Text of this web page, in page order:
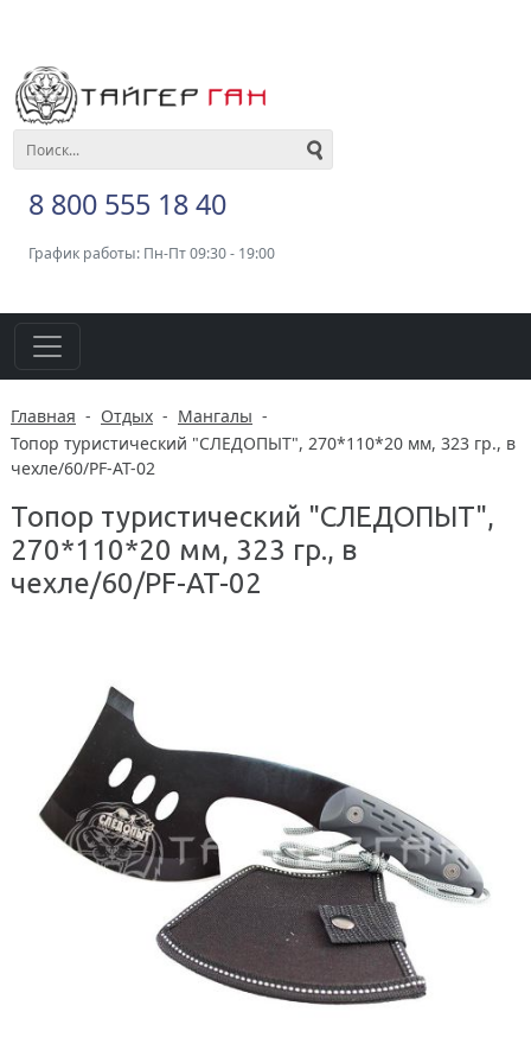
8 800 555 18 40
График работы: Пн-Пт 09:30 - 19:00
Главная - Отдых - Мангалы -
Топор туристический "СЛЕДОПЫТ", 270*110*20 мм, 323 гр., в
чехле/60/PF-AT-02
Топор туристический "СЛЕДОПЫТ",
270*110*20 мм, 323 гр., в
чехле/60/PF-AT-02